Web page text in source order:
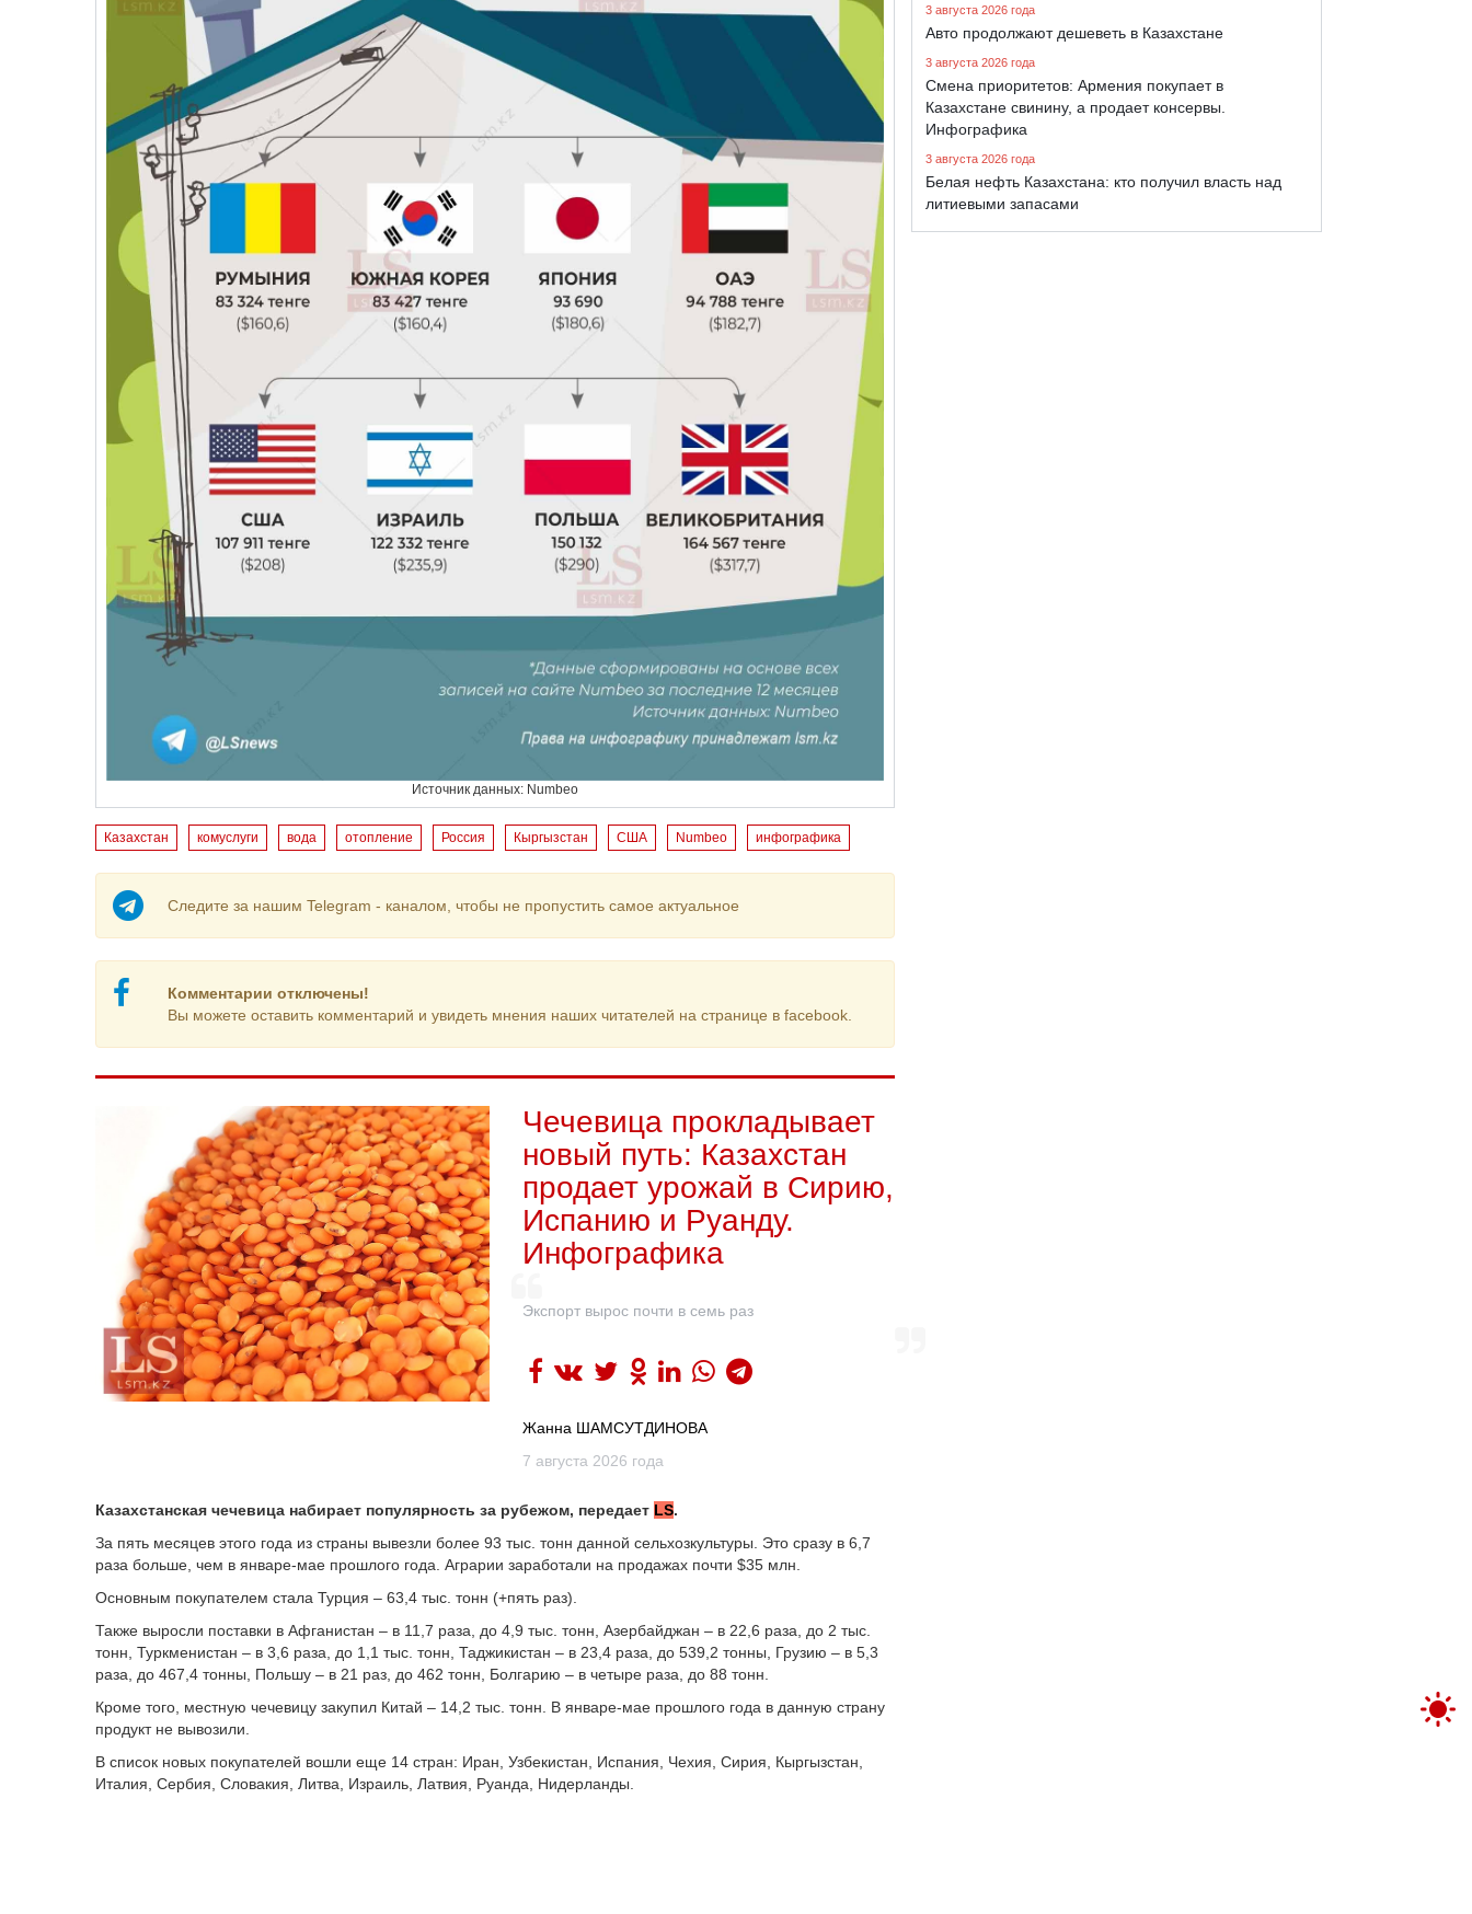
Источник данных: Numbeo
Казахстан комуслуги вода отопление Россия Кыргызстан США Numbeo инфографика
Следите за нашим Telegram - каналом, чтобы не пропустить самое актуальное
Комментарии отключены!
Вы можете оставить комментарий и увидеть мнения наших читателей на странице в facebook.
Чечевица прокладывает
новый путь: Казахстан
продает урожай в Сирию,
Испанию и Руанду.
Инфографика
Экспорт вырос почти в семь раз
Жанна ШАМСУТДИНОВА
7 августа 2026 года
Казахстанская чечевица набирает популярность за рубежом, передает LS.
За пять месяцев этого года из страны вывезли более 93 тыс. тонн данной сельхозкультуры. Это сразу в 6,7
раза больше, чем в январе-мае прошлого года. Аграрии заработали на продажах почти $35 млн.
Основным покупателем стала Турция – 63,4 тыс. тонн (+пять раз).
Также выросли поставки в Афганистан – в 11,7 раза, до 4,9 тыс. тонн, Азербайджан – в 22,6 раза, до 2 тыс.
тонн, Туркменистан – в 3,6 раза, до 1,1 тыс. тонн, Таджикистан – в 23,4 раза, до 539,2 тонны, Грузию – в 5,3
раза, до 467,4 тонны, Польшу – в 21 раз, до 462 тонн, Болгарию – в четыре раза, до 88 тонн.
Кроме того, местную чечевицу закупил Китай – 14,2 тыс. тонн. В январе-мае прошлого года в данную страну
продукт не вывозили.
В список новых покупателей вошли еще 14 стран: Иран, Узбекистан, Испания, Чехия, Сирия, Кыргызстан,
Италия, Сербия, Словакия, Литва, Израиль, Латвия, Руанда, Нидерланды.
3 августа 2026 года
Авто продолжают дешеветь в Казахстане
3 августа 2026 года
Смена приоритетов: Армения покупает в
Казахстане свинину, а продает консервы.
Инфографика
3 августа 2026 года
Белая нефть Казахстана: кто получил власть над
литиевыми запасами